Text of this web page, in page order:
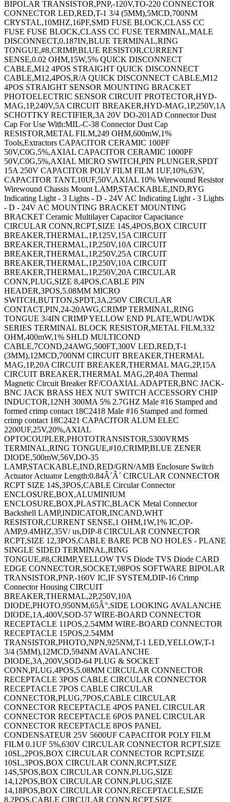
BIPOLAR TRANSISTOR,PNP,-120V,TO-220 CONNECTOR
CONNECTOR LED,RED,T-1 3/4 (5MM),5MCD,700NM CRYSTAL,10MHZ,16PF,SMD FUSE BLOCK,CLASS CC FUSE FUSE BLOCK,CLASS CC FUSE TERMINAL,MALE DISCONNECT,0.187IN,BLUE TERMINAL,RING TONGUE,#8,CRIMP,BLUE RESISTOR,CURRENT SENSE,0.02 OHM,15W,5% QUICK DISCONNECT CABLE,M12 4POS STRAIGHT QUICK DISCONNECT CABLE,M12,4POS,R/A QUICK DISCONNECT CABLE,M12 4POS STRAIGHT SENSOR MOUNTING BRACKET PHOTOELECTRIC SENSOR CIRCUIT PROTECTOR,HYD-MAG,1P,240V,5A CIRCUIT BREAKER,HYD-MAG,1P,250V,1A SCHOTTKY RECTIFIER,3A 20V DO-201AD Connector Dust Cap For Use With:MIL-C-38 Connector Dust Cap RESISTOR,METAL FILM,249 OHM,600mW,1% Tools,Extractors CAPACITOR CERAMIC 100PF 50V,C0G,5%,AXIAL CAPACITOR CERAMIC 1000PF 50V,C0G,5%,AXIAL MICRO SWITCH,PIN PLUNGER,SPDT 15A 250V CAPACITOR POLY FILM FILM 1UF,10%,63V, CAPACITOR TANT,10UF,50V,AXIAL 10% Wirewound Resistor Wirewound Chassis Mount LAMP,STACKABLE,IND,RYG Indicating Light - 3 Lights - D - 24V AC Indicating Light - 3 Lights - D - 24V AC MOUNTING BRACKET MOUNTING BRACKET Ceramic Multilayer Capacitor Capacitance CIRCULAR CONN,RCPT,SIZE 14S,4POS,BOX CIRCUIT BREAKER,THERMAL,1P,125V,15A CIRCUIT BREAKER,THERMAL,1P,250V,10A CIRCUIT BREAKER,THERMAL,1P,250V,25A CIRCUIT BREAKER,THERMAL,1P,250V,10A CIRCUIT BREAKER,THERMAL,1P,250V,20A CIRCULAR CONN,PLUG,SIZE 8,4POS,CABLE PIN HEADER,3POS,5.08MM MICRO SWITCH,BUTTON,SPDT,3A,250V CIRCULAR CONTACT,PIN,24-20AWG,CRIMP TERMINAL,RING TONGUE 3/4IN CRIMP YELLOW END PLATE,WDU/WDK SERIES TERMINAL BLOCK RESISTOR,METAL FILM,332 OHM,400mW,1% SHLD MULTICOND CABLE,7COND,24AWG,500FT,300V LED,RED,T-1 (3MM),12MCD,700NM CIRCUIT BREAKER,THERMAL MAG,1P,20A CIRCUIT BREAKER,THERMAL MAG,2P,15A CIRCUIT BREAKER,THERMAL MAG,2P,40A Thermal Magnetic Circuit Breaker RF/COAXIAL ADAPTER,BNC JACK-BNC JACK BRASS HEX NUT SWITCH ACCESSORY CHIP INDUCTOR,12NH 300MA 5% 2.7GHZ Male #16 Stamped and formed crimp contact 18C2418 Male #16 Stamped and formed crimp contact 18C2421 CAPACITOR ALUM ELEC 2200UF,25V,20%,AXIAL OPTOCOUPLER,PHOTOTRANSISTOR,5300VRMS TERMINAL,RING TONGUE,#10,CRIMP,BLUE ZENER DIODE,500mW,56V,DO-35 LAMP,STACKABLE,IND,RED/GRN/AMB Enclosure Switch Actuator Actuator Length:0.84Â´Â´ CIRCULAR CONNECTOR RCPT SIZE 14S,3POS,CABLE Circular Connector ENCLOSURE,BOX,ALUMINIUM ENCLOSURE,BOX,PLASTIC,BLACK Metal Connector Backshell LAMP,INDICATOR,INCAND,WHT RESISTOR,CURRENT SENSE,1 OHM,1W,1% IC,OP-AMP,9.4MHZ,35V/ us,DIP-8 CIRCULAR CONNECTOR RCPT,SIZE 12,3POS,CABLE BARE PCB NO HOLES - PLANE SINGLE SIDED TERMINAL,RING TONGUE,#8,CRIMP,YELLOW TVS Diode TVS Diode CARD EDGE CONNECTOR,SOCKET,98POS SOFTWARE BIPOLAR TRANSISTOR,PNP,-160V IC,IF SYSTEM,DIP-16 Crimp Connector Housing CIRCUIT BREAKER,THERMAL,2P,250V,10A DIODE,PHOTO,950NM,65Â°,SIDE LOOKING AVALANCHE DIODE,1A,400V,SOD-57 WIRE-BOARD CONNECTOR RECEPTACLE 11POS,2.54MM WIRE-BOARD CONNECTOR RECEPTACLE 15POS,2.54MM TRANSISTOR,PHOTO,NPN,925NM,T-1 LED,YELLOW,T-1 3/4 (5MM),12MCD,594NM AVALANCHE DIODE,3A,200V,SOD-64 PLUG & SOCKET CONN,PLUG,4POS,5.08MM CIRCULAR CONNECTOR RECEPTACLE 3POS CABLE CIRCULAR CONNECTOR RECEPTACLE 7POS CABLE CIRCULAR CONNECTOR,PLUG,7POS,CABLE CIRCULAR CONNECTOR RECEPTACLE 4POS PANEL CIRCULAR CONNECTOR RECEPTACLE 6POS PANEL CIRCULAR CONNECTOR RECEPTACLE 8POS PANEL CONDENSATEUR 25V 5600UF CAPACITOR POLY FILM FILM 0.1UF 5%,630V CIRCULAR CONNECTOR RCPT,SIZE 10SL,2POS,BOX CIRCULAR CONNECTOR RCPT,SIZE 10SL,3POS,BOX CIRCULAR CONN,RCPT,SIZE 14S,5POS,BOX CIRCULAR CONN,PLUG,SIZE 14,12POS,BOX CIRCULAR CONN,PLUG,SIZE 14,18POS,BOX CIRCULAR CONN,RECEPTACLE,SIZE 8,2POS,CABLE CIRCULAR CONN,RCPT,SIZE 14,18POS,BOX CIRCULAR CONNECTOR PLUG,SIZE 14,5POS,CABLE CIRCULAR CONNECTOR PLUG SIZE 24,61POS,CABLE CIRCULAR CONN,PLUG,SIZE 16,26POS,BOX CIRCULAR CONNECTOR PLUG SIZE 14,12POS,CABLE CIRCULAR CONNECTOR PLUG,SIZE 14,12POS,CABLE TERMINAL,RING,#10 STUD,CRIMP,22-16AWG PROXIMITY SENSOR WIRE-BOARD CONN RECEPTACLE,5POS,2.54MM WIRE-BOARD CONNECTOR,HEADER 3POS,1ROW,3.96MM Pushbutton Switch ZENER DIODE,350mW,3.6V,SOT-23 LED,5MM,RED / GREEN,RADIAL PLUG & SOCKET HOUSING,RECEPTACLE,NYLON Multipole Connector CONNECTOR HOUSING,RECEPTACLE 10POS,2.54MM PLUG & SOCKET CONN,HEADER,16POS,4.2MM MICRO SWITCH,PIN PLUNGER,SPDT 11A 250V LED,WHITE,T-1 (3MM),2.25CD,550NM LED,BLUE,T-1 (3MM),250MCD,466NM ROUND KNOB,6.35MM CAPACITOR CERAMIC 12PF 50V,C0G,5%,080 STRAIN RELIEF COVER KIT,POLYPHENYLENE CAPACITOR CERAMIC 0.022UF 100V,X7R,10% CAPACITOR CERAMIC,0.1UF,50V,X7R,10%,1210 CAPACITOR TANT,220UF,10V,0.065 OHM,0.1,SMD ENCLOSURE,WALL MOUNT,ALUMINIUM ENCLOSURE,WALL MOUNT,ALUMINIUM STATIC PROTECTION PLUG & SOCKET CONN,HEADER,6POS,4.2MM FEMALE SCREW LOCK KIT,#4-40 POWER RELAY,DPDT,115VAC,3A,PLUG IN TERMINAL,RING TONGUE,#6,CRIMP,RED TERMINAL,RING TONGUE,#6,CRIMP,RED TERMINAL,RING TONGUE,#4,CRIMP LAMP,FLUORESCENT,BI-PIN,34W GROUNDING CORD GROUNDING CORD BOARD-BOARD CONN,HEADER,36WAY,1ROW HALL EFFECT MAGNETIC SENSOR CIRCULAR CONN,RCPT,SIZE 14,12POS,BOX Terminal TERMINAL,RING TONGUE,#8,CRIMP,RED TERMINAL,RING TONGUE,#10,CRIMP YELLOW CONTACT,SOCKET,SOLDER TERMINAL,MALE DISCONNECT,0.25IN,BLUE TERMINAL,FEMALE DISCONNECT,0.187IN RED TERMINAL,FEMALE DISCONNECT,0.11IN,RED TERMINAL,FEMALE DISCONNECT,0.187IN RED TERMINAL,RING TONGUE,5/16IN,CRIMP CAPACITOR CERAMIC 0.033UF 100V,X7R,10%,RAD CAPACITOR CERAMIC 220PF,1000V,X5F,10%,RAD TERMINAL,RING TONGUE,#4,CRIMP,RED TERMINAL,RING TONGUE,#8,CRIMP,RED TERMINAL,RING TONGUE,#10,CRIMP YELLOW TERMINAL,SPADE/FORK,#8,CRIMP,BLUE TERMINAL,CLOSED END SPLICE,RED TERMINAL,RING TONGUE,#6,CRIMP,BLUE TERMINAL,RING TONGUE,#10,CRIMP YELLOW TERMINAL,RING TONGUE,#6,CRIMP,RED TERMINAL,RING TONGUE 1/4IN CRIMP YELLOW TERMINAL,RING TONGUE,#2,CRIMP TERMINAL,SPADE/FORK,#4,CRIMP TERMINAL,RING TONGUE,#6,CRIMP,BLUE TERMINAL,RING TONGUE,#6,CRIMP,RED SWITCH,ROCKER,DPST,10A,250V,ORANGE CONTACT,SOCKET,30-26AWG,CRIMP CIRCULAR CONNECTOR,PLUG,7POS,CABLE RESISTOR,METAL FILM,3.32KOHM,600mW,1% RESISTOR,METAL FILM,51.1 OHM,600mW,1% RESISTOR,METAL FILM,75KOHM,600mW,1% RESISTOR,METAL FILM,7.5KOHM,600mW,1% Analog/Digital Converter IC Number of Bi IC,OP-AMP,2MHZ,15V/Âµs,SOIC-8 IC,AUDIO PWR AMP,CLASS AB 700mW MSOP-8 ENCLOSURE,WALL MOUNT POLYCARBONATE GRAY N CHANNEL MOSFET,400V,3A TO-205AF ENCLOSURES,ACCESSORIES TERMINAL,FEMALE DISCONNECT,0.187IN BLUE TACHOMETER CIRCULAR CONNECTOR PLUG SIZE 11,13POS,CABLE SWITCH,ROCKER,DPST,10A,250V,BLACK IR EMITTER,940NM,T-1 3/4,THROUGH HOLE TERMINAL BLOCK JUMPER,10WAY RESISTOR,METAL FILM,9.09KOHM,250mW,1% STRAIGHT KEY POWER RELAY,4PDT,24VDC,6A,PLUG IN KEYCAP ENCLOSURE MULTIPURPOSE POLYCARBONATE RED MICRO SW,SPRING PLUNGER,SPDT,25A 250V WIRE-BOARD CONNECTOR RECEPTACLE,7POS,2.54MM CONTACT,PIN,30-26AWG,CRIMP CIRCULAR CONTACT,PIN,18-14AWG,CRIMP CIRCULAR CONN,RCPT,SIZE 20,17POS,BOX CIRCULAR CONNECTOR PLUG SIZE 14S,5POS,CABLE CIRCULAR CONNECTOR PLUG SIZE 14S,3POS,CABLE CIRCULAR CONNECTOR PLUG,SIZE 16,3POS,CABLE CIRCULAR CONN,RCPT,SIZE 12,10POS,BOX CIRCULAR CONN,RCPT,SIZE 12,3POS,BOX CIRCULAR CONN,PLUG,SIZE 16,8POS,BOX CIRCULAR CONN,RCPT,SIZE 16,8POS,BOX CIRCULAR CONN,RCPT,SIZE 18,32POS,BOX CIRCULAR CONNECTOR PLUG,SIZE 12,3POS,CABLE CIRCULAR CONNECTOR PLUG,SIZE 16,8POS,CABLE CIRCULAR CONNECTOR PLUG,SIZE 16,8POS,CABLE CIRCULAR CONN,RCPT,SIZE 10,6POS,BOX CIRCULAR CONN,RCPT,SIZE 16,26POS,BOX CIRCULAR CONN,RCPT,SIZE 16,26POS,BOX CIRCULAR CONN,RCPT,SIZE 18,32POS,BOX CIRCULAR CONN,RCPT,SIZE 20,41POS,BOX CIRCULAR CONNECTOR,PLUG,12-10P,CABLE CIRCULAR CONNECTOR PLUG,SIZE 12,3POS,CABLE CIRCULAR CONNECTOR PLUG SIZE 16,26POS,CABLE CIRC stor STRAIN RELIEF,14WAY CIRCUIT BREAKER,THERMAL,1P,250V,5A SPXO,10MHZ,SMD CRYSTAL,18.432MHZ,20PF,SMD CRYSTAL,12MHZ,16PF,SMD RF/COAXIAL ADAPTER,N JACK-7/16 DIN PLUG FUSE BLOCK,CLASS CC FUSE FUSE HOLDER Switch Knob Alphanumeric LED Display Panel FERRITE BEAD,0.2OHM,300mA,0805 FERRITE CORE,CYLINDRICAL Thick Film Resistor Series:MP900 RESISTOR,CURRENT SENSE,5KOHM,25W,1% LOOP POWERED METER SAFETY RELAY,2NO,24VDC,6A QUICK DISCONNECT CABLE,M12,4POS,R/A PHOTOELECTRIC SENSOR PHOTOELECTRIC SENSOR SCREENCLENS Photoelectric Sensor KIT DE NETTOYAGE PHOTOELECTRIC SENSOR POWER RELAY,SPDT,12VDC,10A,PC BOARD CHIFFONS DE NETTOYAGE SWITCH,SAFETY INTERLOCK,2NC/1NO,10A SENSOR MOUNTING BRACKET PHOTOELECTRIC SENSOR PHOTOELECTRIC SENSOR PHOTOELECTRIC SENSOR PHOTOELECTRIC SENSOR PHOTOELECTRIC SENSOR PHOTOELECTRIC SENSOR PHOTOELECTRIC SENSOR PHOTOELECTRIC SENSOR PHOTOELECTRIC SENSOR PHOTOELECTRIC SENSOR PHOTOELECTRIC SENSOR PHOTOELECTRIC SENSOR PHOTOELECTRIC SENSOR PHOTOELECTRIC SENSOR PHOTOELECTRIC SENSOR PHOTOELECTRIC SENSOR PHOTOELECTRIC SENSOR PHOTOELECTRIC SENSOR CAPACITANCE:18000PF CAPACITOR PP FILM 0.047UF,400V,5%,RADIAL CAPACITOR CERAMIC 1500PF,50V,X7R,10%,0402 CAPACITOR CERAMIC 47PF 50V,C0G,5%,0402 CAPACITOR CERAMIC,680PF,50V,X7R,10%,0402 CIRCUIT BREAKER,HYD-MAG,1P,125V,10A CIRCUIT BREAKER,HYD-MAG,1P,250V,2A CIRCUIT BREAKER,HYD-MAG,1P,250V,10A SHLD MULTIPR CABLE 10PR 100FT 300V CHR TRIMMER,POTENTIOMETER,5KOHM 12TURN THRU HOLE TRIMMER,POT 10KOHM 22TURN Panel Cermet Potentiometer Resistance Toleranc CIRCUIT BREAKER,HYD-MAG,1P,240V,20A CIRCUIT BREAKER,HYD-MAG,1P,240V,5A UNSHLD SOOW CORD 2COND 12AWG 250FT 600V TRIMMER,POTENTIOMETER,5KOHM 25TURN THRU HOLE TRIMMER,POTENTIOMETER,100KOHM 12TURN THRU HOLE TRIMMER,POTENTIOMETER,100 OHM 12TURN THRU HOLE TRIMMER,POTENTIOMETER,500 OHM 12TURN THRU HOLE POT,COND PLASTIC,5MOHM,20%,2W PLUG DUST CAP Proximity Sensor Proximity Sensor Input LIMIT SWITCH CONNECTEUR BORD DE CARTE 20 VOIES CONNECTEUR DIP 20V CONNECTEUR DIP 34V CONNECTEUR DIP 64V HE10 FEMELLE 14V ST FIBER OPTIC CONNECTOR 62.5/125?M MULTIMODE MODULAR BATTERY CONTACT,2 WAY,3A Lamps,Indicator Leaded Process Compatib TERMINAL,RING TONGUE,1/2IN,CRIMP TERMINAL,RING TONGUE,#10,CRIMP FERRITE CORE,CYLINDRICAL,220 OHM/100MHZ,300MHZ CONDENSATEUR SERIES:101 Hook-Up Wire Number of Conductors:1 ENCLOSURES,ACCESSORIES ENCLOSURE,JUNCTION BOX,STEEL,GRAY HOLE SEAL,STEEL,22MM HOLE SEAL,STAINLESS STEEL,27MM ENCLOSURE,WALL MOUNT,STEEL,GRAY EMBASE SIL 18V STAINLESS STEEL MOUNTING BRACKET KIT EMBASE SIL 8V EMBASE SIL 14V Wirewound Resistor Thick Film Resistor Series:HD Thick Film Resistor Series:HD Wirewound Resistor Series:PV Wirewound Resis